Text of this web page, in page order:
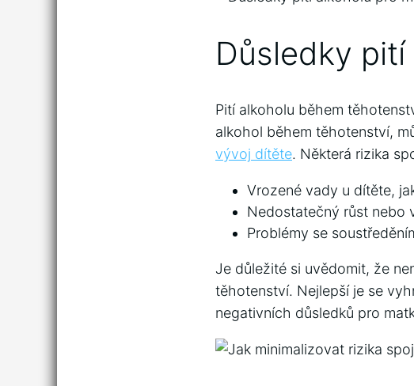
Důsledky
Pití alkoholu ⁣během
alkohol během těhotenství,
vývoj‍ dítěte. Některá rizika
Vrozené vady u‍ dítěte,⁣
Nedostatečný růst nebo
Problémy se​
Je důležité si uvědomit, že
⁣těhotenství.⁤ Nejlepší je‍ se
negativních ‍důsledků pro